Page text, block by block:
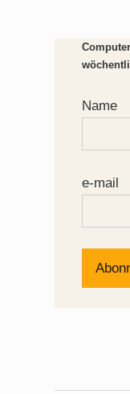
Name
e-mail